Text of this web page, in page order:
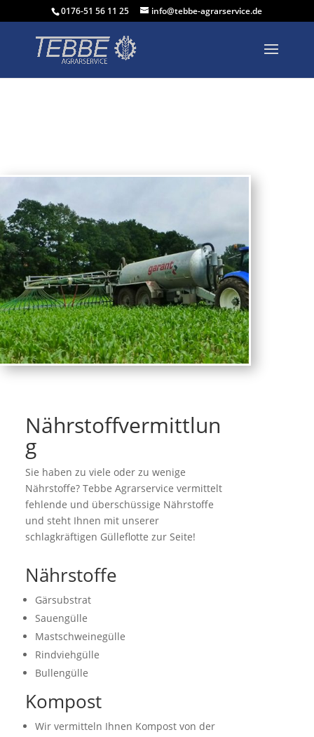
0176-51 56 11 25 info@tebbe-agrarservice.de
Nährstoffvermittlun
g
Sie haben zu viele oder zu wenige
Nährstoffe? Tebbe Agrarservice vermittelt
fehlende und überschüssige Nährstoffe
und steht Ihnen mit unserer
schlagkräftigen Gülleflotte zur Seite!
Nährstoffe
Gärsubstrat
Sauengülle
Mastschweinegülle
Rindviehgülle
Bullengülle
Kompost
Wir vermitteln Ihnen Kompost von der